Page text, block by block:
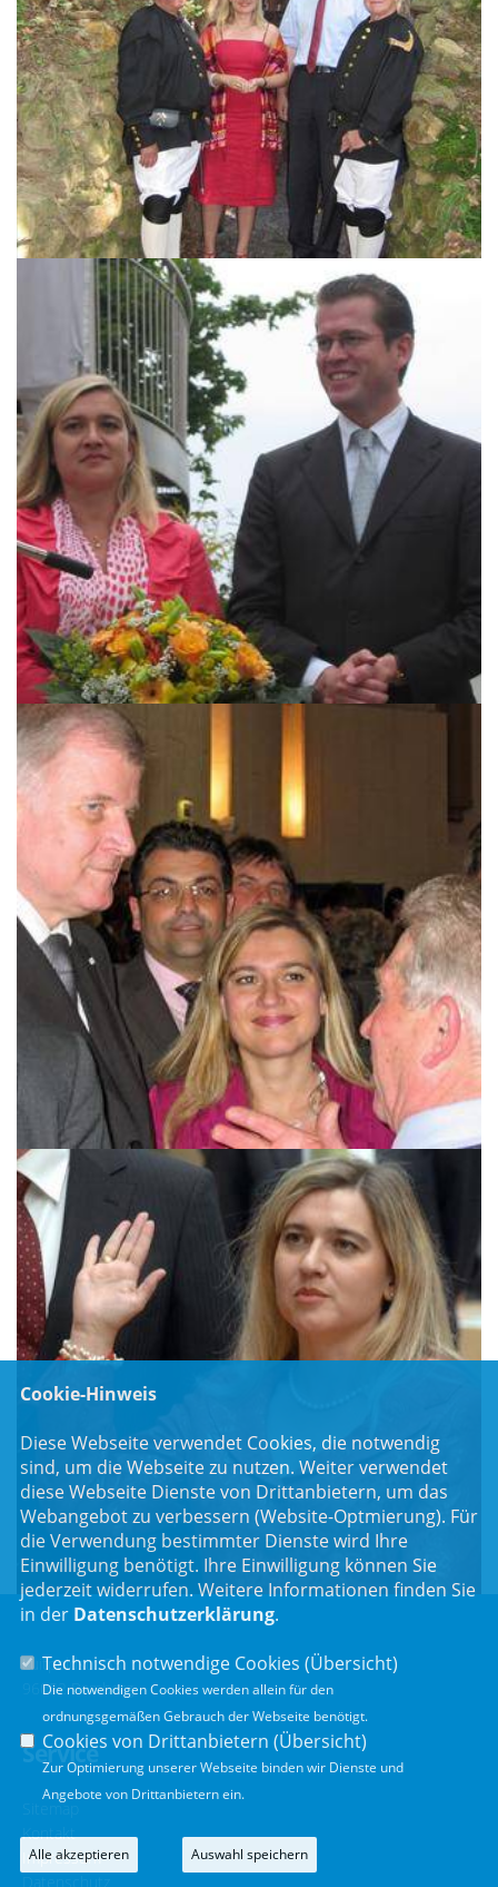
Luitpoldstr. 55
96052 Bamberg
Service
Sitemap
Kontakt
Impressum
Datenschutz
Cookie-Hinweis
Diese Webseite verwendet Cookies, die notwendig
sind, um die Webseite zu nutzen. Weiter verwendet
diese Webseite Dienste von Drittanbietern, um das
Webangebot zu verbessern (Website-Optmierung). Für
die Verwendung bestimmter Dienste wird Ihre
Einwilligung benötigt. Ihre Einwilligung können Sie
jederzeit widerrufen. Weitere Informationen finden Sie
in der Datenschutzerklärung.
Technisch notwendige Cookies (Übersicht)
Die notwendigen Cookies werden allein für den
ordnungsgemäßen Gebrauch der Webseite benötigt.
Cookies von Drittanbietern (Übersicht)
Zur Optimierung unserer Webseite binden wir Dienste und
Angebote von Drittanbietern ein.
Alle akzeptieren Auswahl speichern